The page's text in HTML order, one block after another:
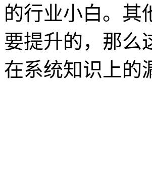
的行业小白。其
要提升的，那么
在系统知识上的